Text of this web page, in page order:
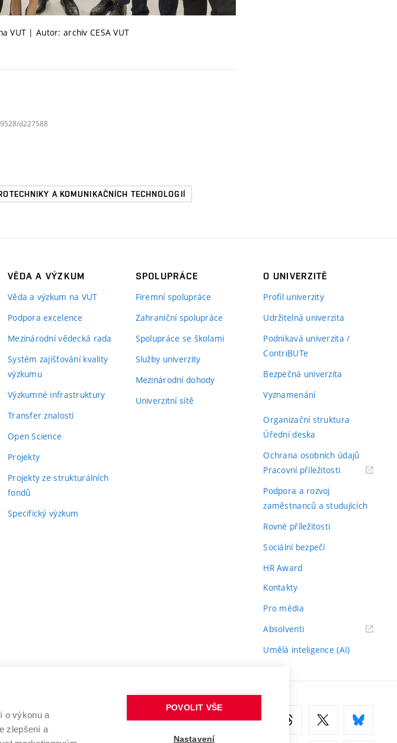
VUT | Autor: archiv CESA VUT
d227588
A KOMUNIKAČNÍCH TECHNOLOGIÍ
VĚDA A VÝZKUM
Věda a výzkum na VUT
Podpora excelence
Mezinárodní vědecká rada
Systém zajišťování kvality
výzkumu
Výzkumné infrastruktury
Transfer znalostí
Open Science
Projekty
Projekty ze strukturálních
fondů
Specifický výzkum
SPOLUPRÁCE
Firemní spolupráce
Zahraniční spolupráce
Spolupráce se školami
Služby univerzity
Mezinárodní dohody
Univerzitní sítě
O UNIVERZITĚ
Profil univerzity
Udržitelná univerzita
Podnikavá univerzita /
ContriBUTe
Bezpečná univerzita
Vyznamenání
Organizační struktura
Úřední deska
Ochrana osobních údajů
Pracovní příležitosti(externí
Podpora a rozvoj
zaměstnanců a studujících
Rovné příležitosti
Sociální bezpečí
HR Award
Kontakty
Pro média
Absolventi(externí
Umělá inteligence (AI)
V BRNĚ
o výkonu a
zlepšení a
POVOLIT VŠE
Nastavení